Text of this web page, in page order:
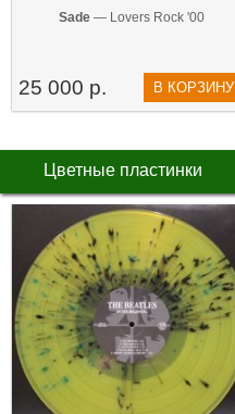
Sade— Lovers Rock '00
25 000 р. В КОРЗИНУ
Цветные пластинки